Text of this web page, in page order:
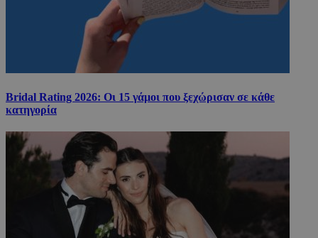
Bridal Rating 2026: Οι 15 γάμοι που ξεχώρισαν σε κάθε
κατηγορία